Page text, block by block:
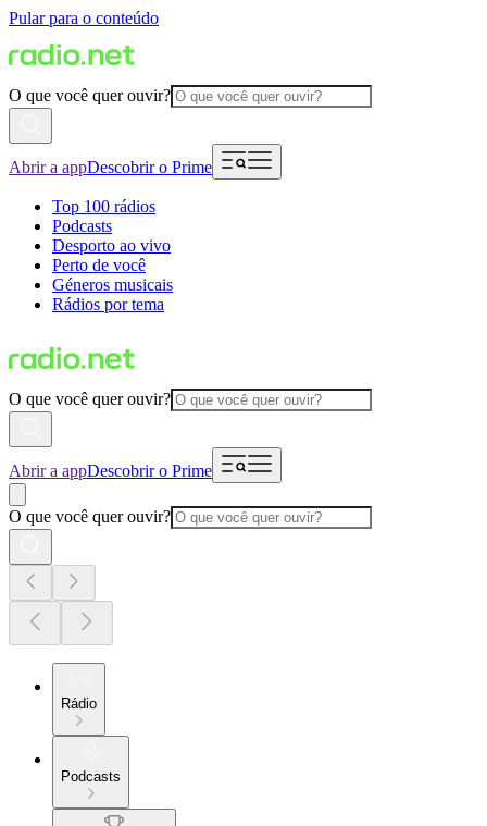
Pular para o conteúdo
O que você quer ouvir?
Abrir a appDescobrir o Prime
Top 100 rádios
Podcasts
Desporto ao vivo
Perto de você
Géneros musicais
Rádios por tema
O que você quer ouvir?
Abrir a appDescobrir o Prime
O que você quer ouvir?
Rádio
Podcasts